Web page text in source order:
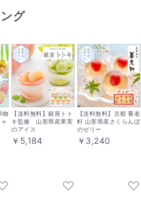
グ
物
【送料無料】銀座トト
キ監修 山形県産果実
のアイス
￥5,184
【送料無料】京都 養老
軒 山形県産さくらんぼ
のゼリー
￥3,240